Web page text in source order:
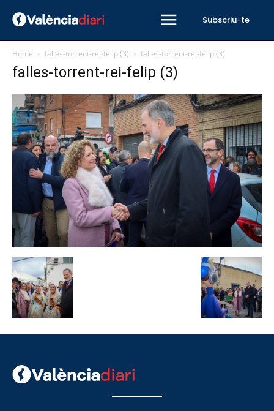
Subscriu-te
Home falles-torrent-rei-felip (3) falles-torrent-rei-felip (3)
falles-torrent-rei-felip (3)